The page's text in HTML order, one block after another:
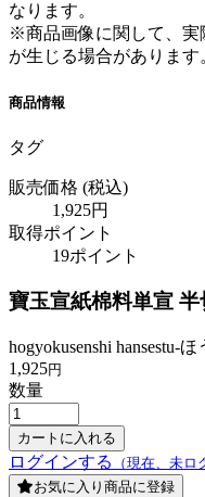
なります。
※商品画像に関して、実
が生じる場合があります
商品情報
タグ
販売価格 (税込)
1,925円
取得ポイント
19ポイント
寶玉宣紙棉料単宣 半
hogyokusenshi hansestu-
1,925円
数量
ログインする
（現在、未ロ
お気に入り商品に登録